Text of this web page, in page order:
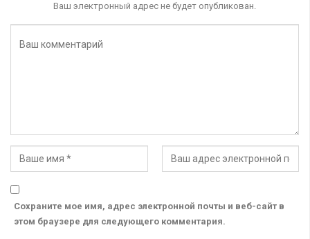
Ваш электронный адрес не будет опубликован.
Сохраните мое имя, адрес электронной почты и веб-сайт в
этом браузере для следующего комментария.